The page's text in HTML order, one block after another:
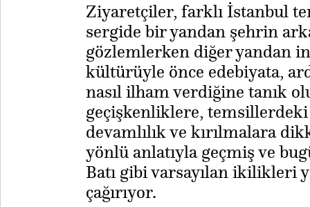
Ziyaretçiler, farklı İstanbul
sergide bir yandan şehrin
gözlemlerken diğer yandan
kültürüyle önce edebiyata,
nasıl ilham verdiğine tanık
geçişkenliklere,
devamlılık ve kırılmalara
yönlü anlatıyla geçmiş ve
Batı gibi varsayılan ikilikleri
çağırıyor.